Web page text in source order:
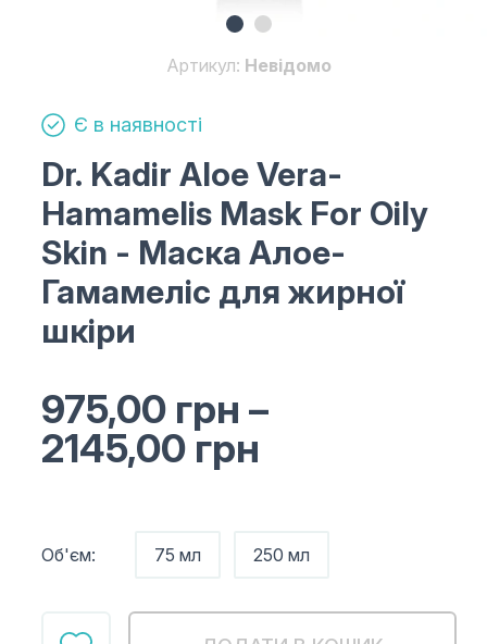
Артикул: Невідомо
Є в наявності
Dr. Kadir Aloe Vera-
Hamamelis Mask For Oily
Skin - Маска Алое-
Гамамеліс для жирної
шкіри
975,00 грн –
2145,00 грн
Об'єм: 75 мл 250 мл